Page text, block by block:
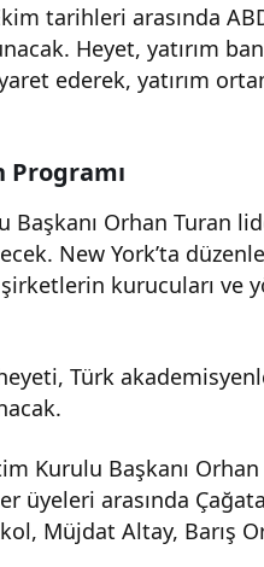
tarihleri arasında
Heyet, yatırım
ederek, yatırım
Programı
Başkanı Orhan Turan
New York’ta
kurucuları ve
Türk
Kurulu Başkanı
üyeleri arasında
Müjdat Altay, Barış